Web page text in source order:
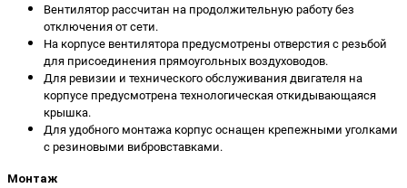
Вентилятор рассчитан на продолжительную работу без
отключения от сети.
На корпусе вентилятора предусмотрены отверстия с резьбой
для присоединения прямоугольных воздуховодов.
Для ревизии и технического обслуживания двигателя на
корпусе предусмотрена технологическая откидывающаяся
крышка.
Для удобного монтажа корпус оснащен крепежными уголками
с резиновыми вибровставками.
Монтаж